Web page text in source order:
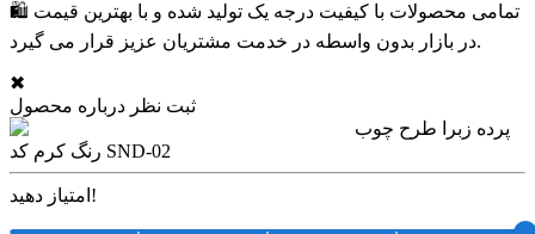
🛍 تمامی محصولات با کیفیت درجه یک تولید شده و با بهترین قیمت
در بازار بدون واسطه در خدمت مشتریان عزیز قرار می گیرد.
✖
ثبت نظر درباره محصول
پرده زبرا طرح چوب
رنگ کرم کد SND-02
امتیاز دهید!